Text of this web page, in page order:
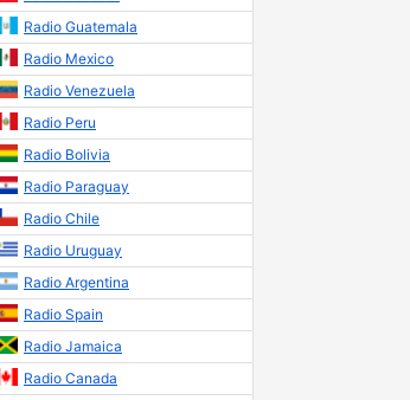
Radio Guatemala
Radio Mexico
Radio Venezuela
Radio Peru
Radio Bolivia
Radio Paraguay
Radio Chile
Radio Uruguay
Radio Argentina
Radio Spain
Radio Jamaica
Radio Canada